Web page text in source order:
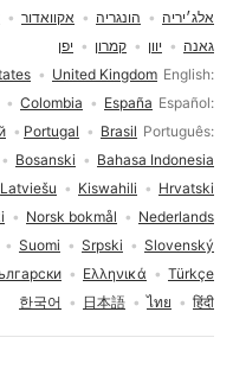
בחירת שפה
English
United Kingdom
Español
España
Colombia
Português
Brasil
Portugal
Bahasa Indonesia
Bosanski
Hrvatski
Kiswahili
Latviešu
Nederlands
Norsk bokmål
Slovenský
Srpski
Suomi
Türkçe
Ελληνικά
हिंदी
ไทย
日本語
한국어
אלג׳יריה
הונגריה אקוואדור
גאנה
יוון קמרון יפן